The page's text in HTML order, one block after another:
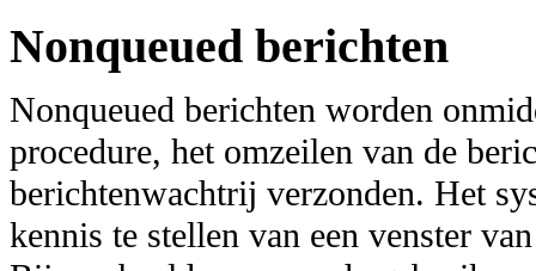
Nonqueued berichten
Nonqueued berichten worden
procedure, het omzeilen van de
berichtenwachtrij verzonden. Het
kennis te stellen van een venster